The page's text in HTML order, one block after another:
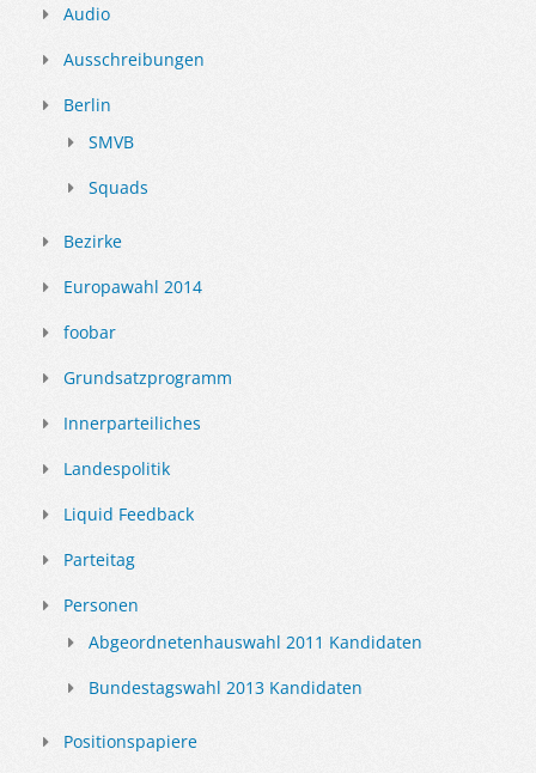
Audio
Ausschreibungen
Berlin
SMVB
Squads
Bezirke
Europawahl 2014
foobar
Grundsatzprogramm
Innerparteiliches
Landespolitik
Liquid Feedback
Parteitag
Personen
Abgeordnetenhauswahl 2011 Kandidaten
Bundestagswahl 2013 Kandidaten
Positionspapiere